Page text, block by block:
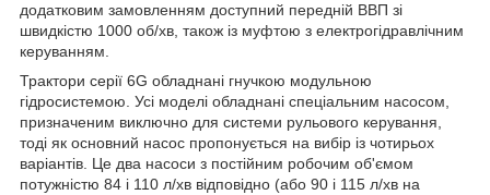
додатковим замовленням доступний передній ВВП зі
швидкістю 1000 об/хв, також із муфтою з електрогідравлічним
керуванням.
Трактори серії 6G обладнані гнучкою модульною
гідросистемою. Усі моделі обладнані спеціальним насосом,
призначеним виключно для системи рульового керування,
тоді як основний насос пропонується на вибір із чотирьох
варіантів. Це два насоси з постійним робочим об'ємом
потужністю 84 і 110 л/хв відповідно (або 90 і 115 л/хв на